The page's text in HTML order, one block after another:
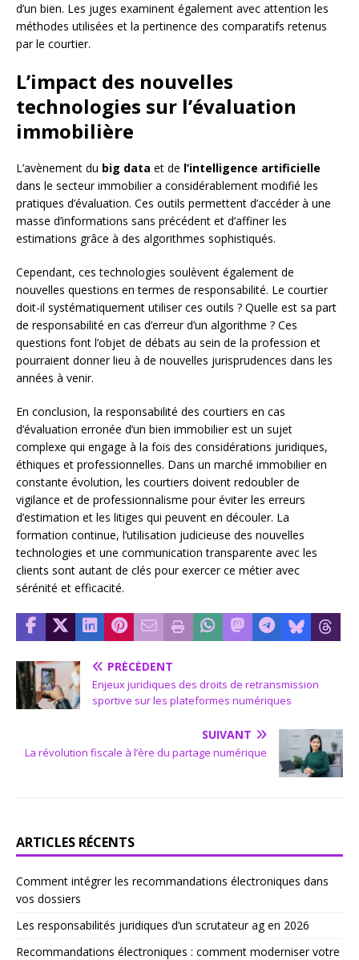
d’un bien. Les juges examinent également avec attention les
méthodes utilisées et la pertinence des comparatifs retenus
par le courtier.
L’impact des nouvelles
technologies sur l’évaluation
immobilière
L’avènement du big data et de l’intelligence artificielle
dans le secteur immobilier a considérablement modifié les
pratiques d’évaluation. Ces outils permettent d’accéder à une
masse d’informations sans précédent et d’affiner les
estimations grâce à des algorithmes sophistiqués.
Cependant, ces technologies soulèvent également de
nouvelles questions en termes de responsabilité. Le courtier
doit-il systématiquement utiliser ces outils ? Quelle est sa part
de responsabilité en cas d’erreur d’un algorithme ? Ces
questions font l’objet de débats au sein de la profession et
pourraient donner lieu à de nouvelles jurisprudences dans les
années à venir.
En conclusion, la responsabilité des courtiers en cas
d’évaluation erronée d’un bien immobilier est un sujet
complexe qui engage à la fois des considérations juridiques,
éthiques et professionnelles. Dans un marché immobilier en
constante évolution, les courtiers doivent redoubler de
vigilance et de professionnalisme pour éviter les erreurs
d’estimation et les litiges qui peuvent en découler. La
formation continue, l’utilisation judicieuse des nouvelles
technologies et une communication transparente avec les
clients sont autant de clés pour exercer ce métier avec
sérénité et efficacité.
PRÉCÉDENT
Enjeux juridiques des droits de retransmission
sportive sur les plateformes numériques
SUIVANT
La révolution fiscale à l’ère du partage numérique
ARTICLES RÉCENTS
Comment intégrer les recommandations électroniques dans
vos dossiers
Les responsabilités juridiques d’un scrutateur ag en 2026
Recommandations électroniques : comment moderniser votre